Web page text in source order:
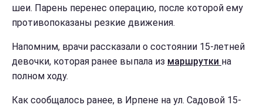
шеи. Парень перенес операцию, после которой ему
противопоказаны резкие движения.
Напомним, врачи рассказали о состоянии 15-летней
девочки, которая ранее выпала из маршрутки на
полном ходу.
Как сообщалось ранее, в Ирпене на ул. Садовой 15-